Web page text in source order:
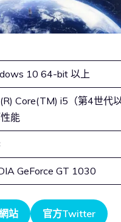
10 64-bit 以上
Core(TM) i5（第4世代
能
GeForce GT 1030
站 官方Twitter